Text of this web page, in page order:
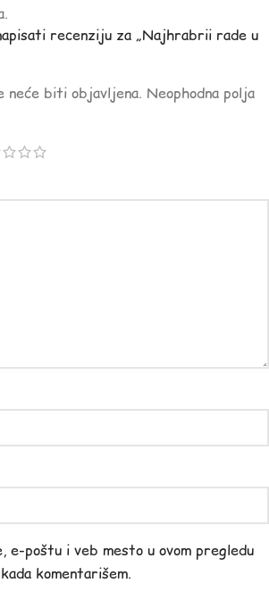
recenziju za „Najhrabrii rade u
neće biti objavljena. Neophodna polja
e-poštu i veb mesto u ovom pregledu
komentarišem.